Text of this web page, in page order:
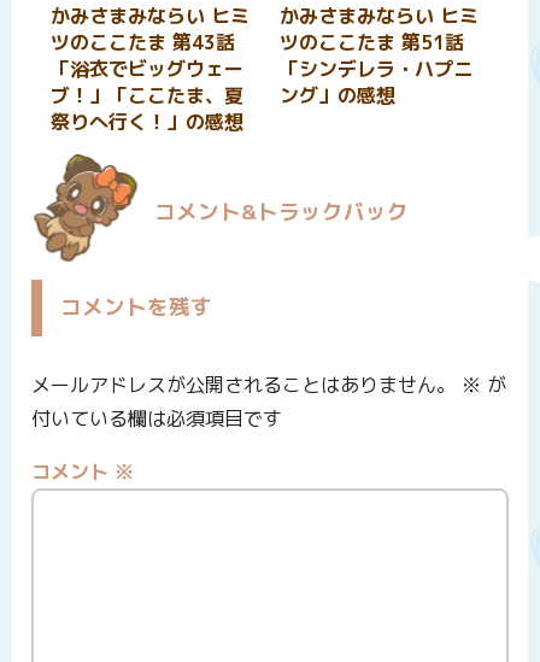
かみさまみならい ヒミ
ツのここたま 第43話
「浴衣でビッグウェー
ブ！」「ここたま、夏
祭りへ行く！」の感想
かみさまみならい ヒミ
ツのここたま 第51話
「シンデレラ・ハプニ
ング」の感想
コメント&トラックバック
コメントを残す
メールアドレスが公開されることはありません。 ※ が
付いている欄は必須項目です
コメント ※